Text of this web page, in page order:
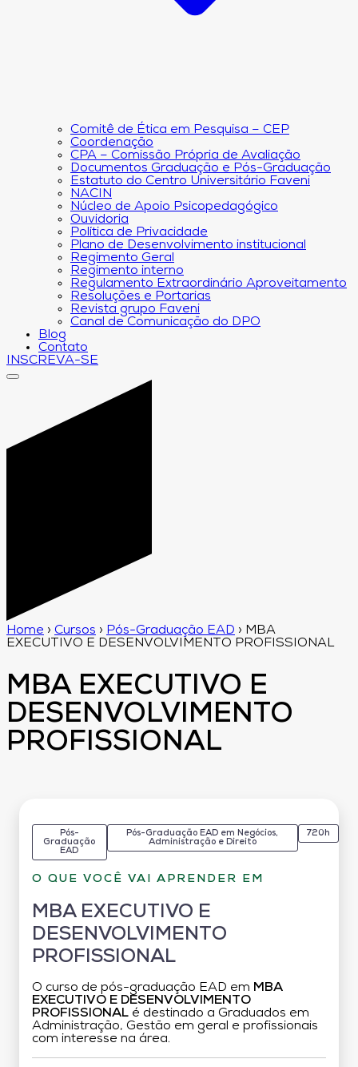
Comitê de Ética em Pesquisa – CEP
Coordenação
CPA – Comissão Própria de Avaliação
Documentos Graduação e Pós-Graduação
Estatuto do Centro Universitário Faveni
NACIN
Núcleo de Apoio Psicopedagógico
Ouvidoria
Política de Privacidade
Plano de Desenvolvimento institucional
Regimento Geral
Regimento interno
Regulamento Extraordinário Aproveitamento
Resoluções e Portarias
Revista grupo Faveni
Canal de Comunicação do DPO
Blog
Contato
INSCREVA-SE
Home › Cursos › Pós-Graduação EAD › MBA
EXECUTIVO E DESENVOLVIMENTO PROFISSIONAL
MBA EXECUTIVO E
DESENVOLVIMENTO
PROFISSIONAL
Pós-
Graduação
EAD
Pós-Graduação EAD em Negócios,
Administração e Direito
720h
O QUE VOCÊ VAI APRENDER EM
MBA EXECUTIVO E
DESENVOLVIMENTO
PROFISSIONAL
O curso de pós-graduação EAD em MBA
EXECUTIVO E DESENVOLVIMENTO
PROFISSIONAL é destinado a Graduados em
Administração, Gestão em geral e profissionais
com interesse na área.